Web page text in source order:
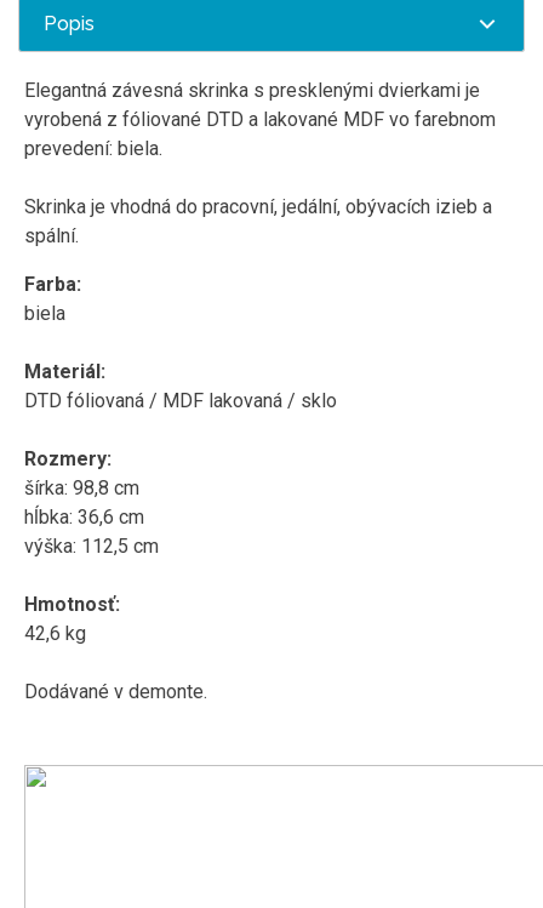
Popis
Elegantná závesná skrinka s presklenými dvierkami je
vyrobená z fóliované DTD a lakované MDF vo farebnom
prevedení: biela.
Skrinka je vhodná do pracovní, jedální, obývacích izieb a
spální.
Farba:
biela
Materiál:
DTD fóliovaná / MDF lakovaná / sklo
Rozmery:
šírka: 98,8 cm
hĺbka: 36,6 cm
výška: 112,5 cm
Hmotnosť:
42,6 kg
Dodávané v demonte.